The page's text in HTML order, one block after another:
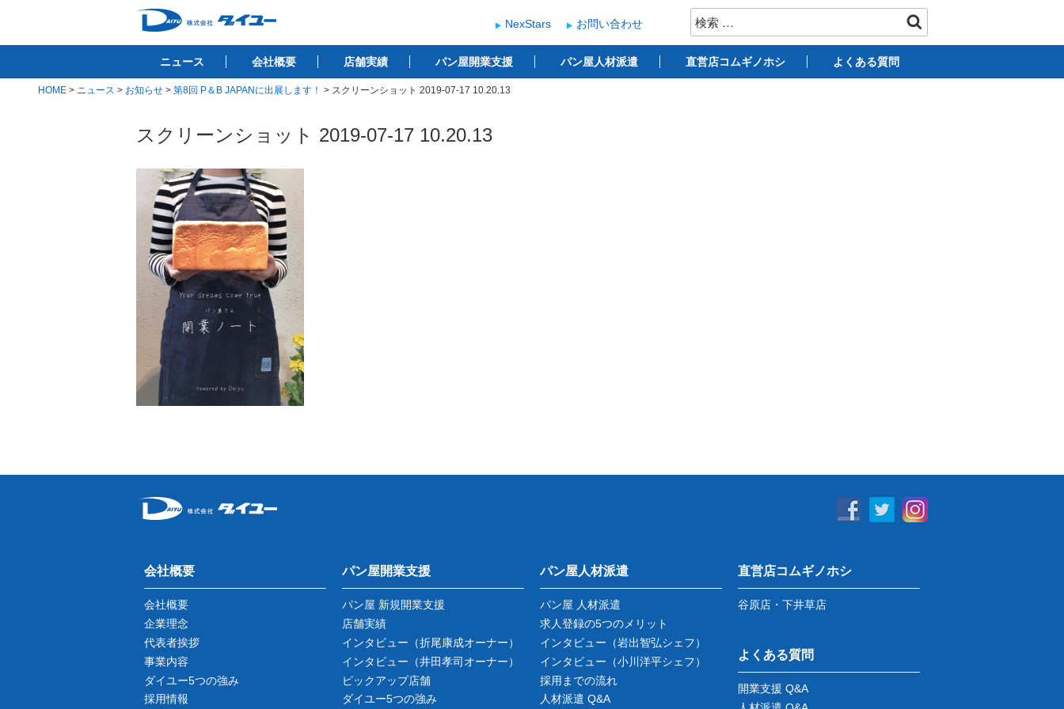
テ
株式会社ダイユー
1200件以上の開業サポート実績！！ ベーカリー開業支援
検
索:
NexStars お問い合わせ
ニュース 会社概要 店舗実績 パン屋開業支援 パン屋人材派遣 直営店コムギノホシ よくある質問
HOME > ニュース > お知らせ > 第8回 P＆B JAPANに出展します！ > スクリーンショット 2019-07-17 10.20.13
スクリーンショット 2019-07-17 10.20.13
会社概要
会社概要
企業理念
代表者挨拶
事業内容
ダイユー5つの強み
採用情報
パン屋開業支援
パン屋 新規開業支援
店舗実績
インタビュー （折尾康成オーナー）
インタビュー （井田孝司オーナー）
ピックアップ店舗
ダイユー5つの強み
パン屋人材派遣
パン屋 人材派遣
求人登録の5つのメリット
インタビュー （岩出智弘シェフ）
インタビュー （小川洋平シェフ）
採用までの流れ
人材派遣 Q&A
直営店コムギノホシ
谷原店・下井草店
よくある質問
開業支援 Q&A